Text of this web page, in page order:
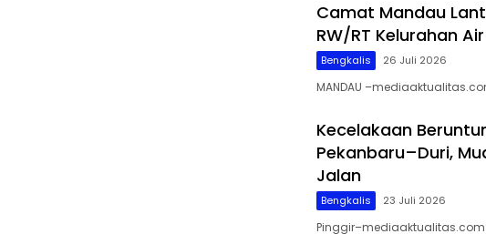
Camat Mandau
RW/RT Kelurahan
Bengkalis 26 Juli 2026
MANDAU
Kecelakaan
Pekanbaru–Duri,
Jalan
Bengkalis 23 Juli 2026